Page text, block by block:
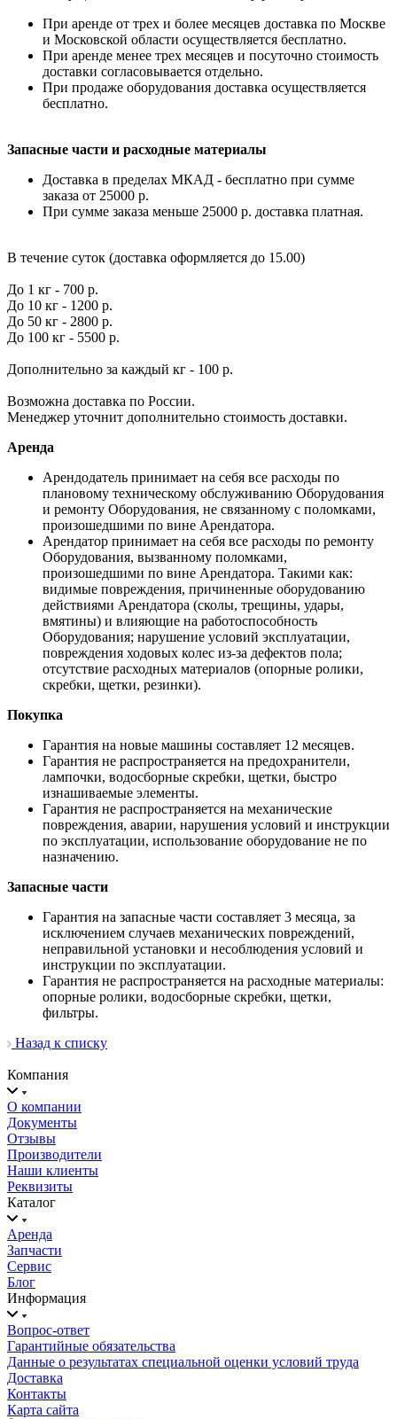
При аренде от трех и более месяцев доставка по Москве
и Московской области осуществляется бесплатно.
При аренде менее трех месяцев и посуточно стоимость
доставки согласовывается отдельно.
При продаже оборудования доставка осуществляется
бесплатно.
Запасные части и расходные материалы
Доставка в пределах МКАД - бесплатно при сумме
заказа от 25000 р.
При сумме заказа меньше 25000 р. доставка платная.
В течение суток (доставка оформляется до 15.00)
До 1 кг - 700 р.
До 10 кг - 1200 р.
До 50 кг - 2800 р.
До 100 кг - 5500 р.
Дополнительно за каждый кг - 100 р.
Возможна доставка по России.
Менеджер уточнит дополнительно стоимость доставки.
Аренда
Арендодатель принимает на себя все расходы по
плановому техническому обслуживанию Оборудования
и ремонту Оборудования, не связанному с поломками,
произошедшими по вине Арендатора.
Арендатор принимает на себя все расходы по ремонту
Оборудования, вызванному поломками,
произошедшими по вине Арендатора. Такими как:
видимые повреждения, причиненные оборудованию
действиями Арендатора (сколы, трещины, удары,
вмятины) и влияющие на работоспособность
Оборудования; нарушение условий эксплуатации,
повреждения ходовых колес из-за дефектов пола;
отсутствие расходных материалов (опорные ролики,
скребки, щетки, резинки).
Покупка
Гарантия на новые машины составляет 12 месяцев.
Гарантия не распространяется на предохранители,
лампочки, водосборные скребки, щетки, быстро
изнашиваемые элементы.
Гарантия не распространяется на механические
повреждения, аварии, нарушения условий и инструкции
по эксплуатации, использование оборудование не по
назначению.
Запасные части
Гарантия на запасные части составляет 3 месяца, за
исключением случаев механических повреждений,
неправильной установки и несоблюдения условий и
инструкции по эксплуатации.
Гарантия не распространяется на расходные материалы:
опорные ролики, водосборные скребки, щетки,
фильтры.
Назад к списку
Компания
О компании
Документы
Отзывы
Производители
Наши клиенты
Реквизиты
Каталог
Аренда
Запчасти
Сервис
Блог
Информация
Вопрос-ответ
Гарантийные обязательства
Данные о результатах специальной оценки условий труда
Доставка
Контакты
Карта сайта